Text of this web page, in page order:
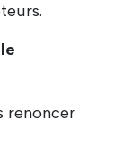
renoncer